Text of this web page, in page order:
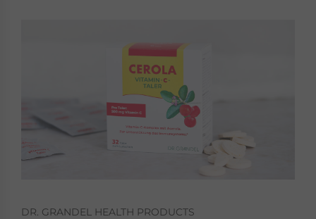
DR. GRANDEL HEALTH PRODUCTS